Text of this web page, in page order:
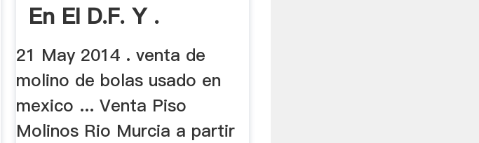
En El D.f. Y .
21 May 2014 . venta de
molino de bolas usado en
mexico ... Venta Piso
Molinos Rio Murcia a partir